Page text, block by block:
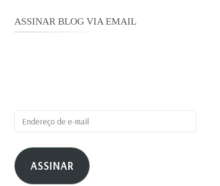
ASSINAR BLOG VIA EMAIL
Endereço
de
e-
mail ASSINAR